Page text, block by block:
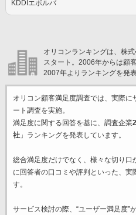
KDDIエボルバ
オリコンランキングは、株
スタート。2006年からは顧
2007年よりランキングを発
オリコン顧客満足度調査では、実際に
ート調査を実施。
満足度に関する回答を基に、調査企業
社」ランキングを発表しています。
総合満足度だけでなく、様々な切り口
に回答者の口コミや評判といった、実
す。
サービス検討の際、“ユーザー満足度”